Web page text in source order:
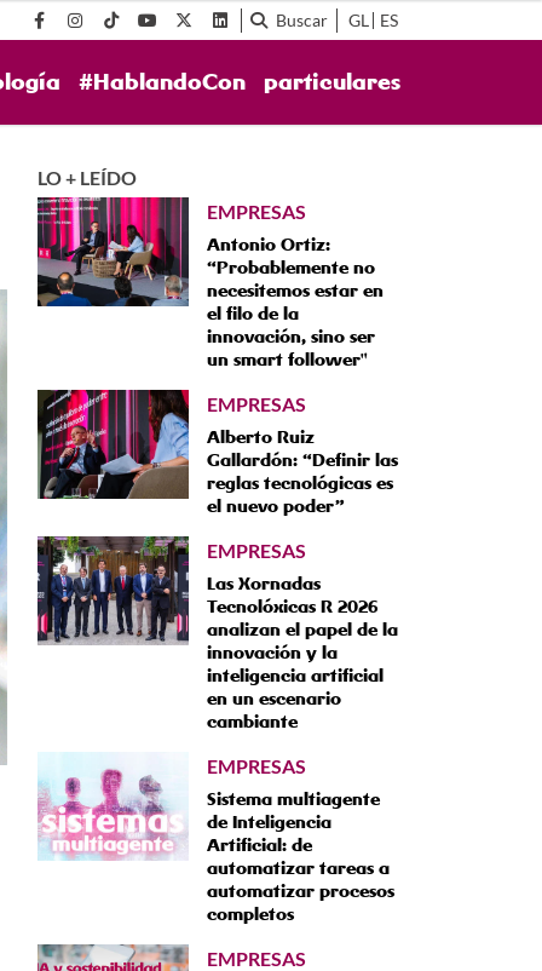
Buscar GL ES
#HablandoCon particulares
LO + LEÍDO
EMPRESAS
Antonio Ortiz:
“Probablemente no
necesitemos estar en
el filo de la
innovación, sino ser
un smart follower"
EMPRESAS
Alberto Ruiz
Gallardón: “Definir las
reglas tecnológicas es
el nuevo poder”
EMPRESAS
Las Xornadas
Tecnolóxicas R 2026
analizan el papel de la
innovación y la
inteligencia artificial
en un escenario
cambiante
EMPRESAS
Sistema multiagente
de Inteligencia
Artificial: de
automatizar tareas a
automatizar procesos
completos
EMPRESAS